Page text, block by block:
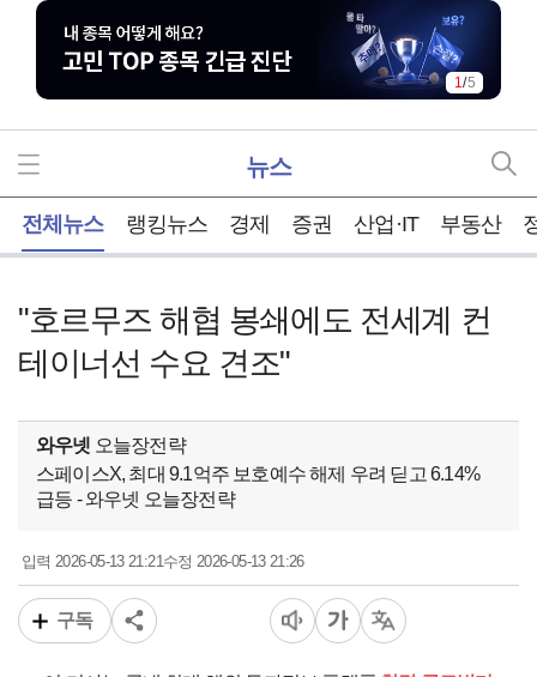
1/5
뉴스
전체뉴스 랭킹뉴스 경제 증권 산업·IT 부동산
"호르무즈 해협 봉쇄에도 전세계 컨
테이너선 수요 견조"
와우넷 오늘장전략
스페이스X, 최대 9.1억주 보호예수 해제 우려 딛고 6.14%
급등 - 와우넷 오늘장전략
입력2026-05-13 21:21수정 2026-05-13 21:26
구독